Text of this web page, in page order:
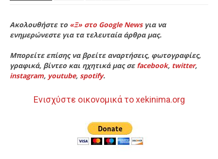
Ακολουθήστε το «Ξ» στο Google Newsγια να
ενημερώνεστε για τα τελευταία άρθρα μας.
Μπορείτε επίσης να βρείτε αναρτήσεις, φωτογραφίες,
γραφικά, βίντεο και ηχητικά μας σε facebook, twitter,
instagram, youtube, spotify.
Ενισχύστε οικονομικά το xekinima.org